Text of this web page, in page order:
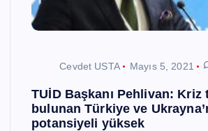
Cevdet USTA Mayıs 5, 2021
TUİD Başkanı Pehlivan: Kriz
bulunan Türkiye ve
potansiyeli yüksek